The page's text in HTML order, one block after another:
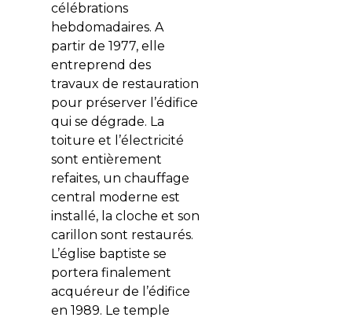
célébrations
hebdomadaires. A
partir de 1977, elle
entreprend des
travaux de restauration
pour préserver l’édifice
qui se dégrade. La
toiture et l’électricité
sont entièrement
refaites, un chauffage
central moderne est
installé, la cloche et son
carillon sont restaurés.
L’église baptiste se
portera finalement
acquéreur de l’édifice
en 1989. Le temple